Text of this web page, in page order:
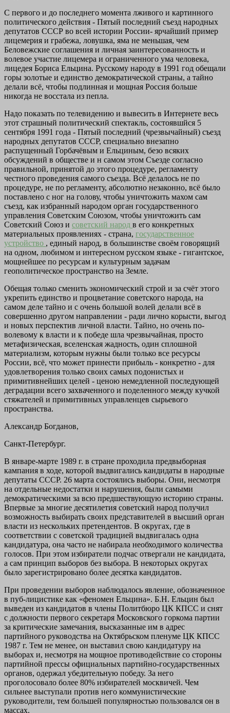
С первого и до последнего момента лживого и картинного
политического действия - Пятый последний съезд народных
депутатов СССР во всей истории России- ярчайший пример
лицемерия и грабежа, ловушка, яма не меньшая, чем
Беловежские соглашения и личная заинтересованность и
волевое участие лицемера и ограниченного ума человека,
лицедея Бориса Ельцина. Русскому народу в 1991 год обещали
горы золотые и единство демократической страны, а тайно
делали всё, чтобы подлинная и мощная Россия больше
никогда не восстала из пепла.
Надо показать по телевидению и вывесить в Интернете весь
этот страшный политический спектакль, состоявшйся 5
сентября 1991 года - Пятый последний (чрезвычайный) съезд
народных депутатов СССР, специально внезапно
распущенный Горбачёвым и Ельциным, безо всяких
обсуждений в обществе и н самом этом Съезде согласно
правильной, принятой до этого процедуре, регламенту
честного проведения самого съезда. Всё делалось не по
процедуре, не по регламенту, абсолютно незаконно, всё было
поставлено с ног на голову, чтобы уничтожить махом сам
съезд, как избранный народом орган государственного
управления Советским Союзом, чтобы уничтожить сам
Советский Союз и советский народ в его конкретных
материальных проявлениях - страна, государственное
устройство , единый народ, в большинстве своём говорящий
на одном, любимом и интересном русском языке - гигантское,
мощнейшее по ресурсам и культурным задачам
геополитическое пространство на Земле.
Обещая только сменить экономический строй и за счёт этого
укрепить единство и процветание советского народа, на
самом деле тайно и с очень большой волей делали всё в
совершенно другом направлении - ради лично корысти, выгод
и новых перспектив личной власти. Тайно, но очень по-
волевому к власти и к победе шла чрезвычайная, просто
метафизическая, вселенская жадность, один сплошной
материализм, которым нужны были только все ресурсы
России, всё, что может принести прибыль - конкретно - для
удовлетворения только своих самых подонистых и
примитивнейших целей - ценою немедленной последующей
деградации всего захваченного и поделенного между кучкой
стяжателей и примитивных управленцев сырьевого
пространства.
Александр Богданов,
Санкт-Петербург.
В январе-марте 1989 г. в стране проходила предвыборная
кампания в ходе, которой выдвигались кандидаты в народные
депутаты СССР. 26 марта состоялись выборы. Они, несмотря
на отдельные недостатки и нарушения, были самыми
демократическими за всю предшествующую историю страны.
Впервые за многие десятилетия советский народ получил
возможность выбирать своих представителей в высший орган
власти из нескольких претендентов. В округах, где в
соответствии с советской традицией выдвигалась одна
кандидатура, она часто не набирала необходимого количества
голосов. При этом избиратели подчас отвергали не кандидата,
а сам принцип выборов без выбора. В некоторых округах
было зарегистрировано более десятка кандидатов.
При проведении выборов наблюдалось явление, обозначенное
в пуб-лицистике как «феномен Ельцина». Б.Н. Ельцин был
выведен из кандидатов в члены Политбюро ЦК КПСС и снят
с должности первого секретаря Московского горкома партии
за критические замечания, высказанные им в адрес
партийного руководства на Октябрьском пленуме ЦК КПСС
1987 г. Тем не менее, он выставил свою кандидатуру на
выборах и, несмотря на мощное противодействие со стороны
партийной прессы официальных партийно-государственных
органов, одержал убедительную победу. За него
проголосовало более 80% избирателей москвичей. Чем
сильнее выступали против него коммунистические
руководители, тем большей популярностью пользовался он в
массах.